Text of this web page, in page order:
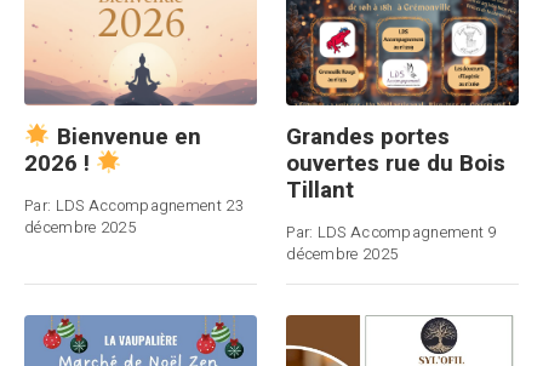
Bienvenue en
2026 !
Par: LDS Accompagnement 23
décembre 2025
Grandes portes
ouvertes rue du Bois
Tillant
Par: LDS Accompagnement 9
décembre 2025